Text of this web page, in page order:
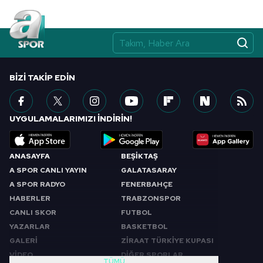
ANASAYFA
A SPOR CANLI YAYIN
A SPOR RADYO
HABERLER
CANLI SKOR
YAZARLAR
GALERİ
VİDEO
BEŞİKTAŞ
GALATASARAY
FENERBAHÇE
TRABZONSPOR
FUTBOL
BASKETBOL
ZİRAAT TÜRKİYE KUPASI
DİĞER SPORLAR
BIZI TAKIP EDIN
UYGULAMALARIMIZI İNDİRİN!